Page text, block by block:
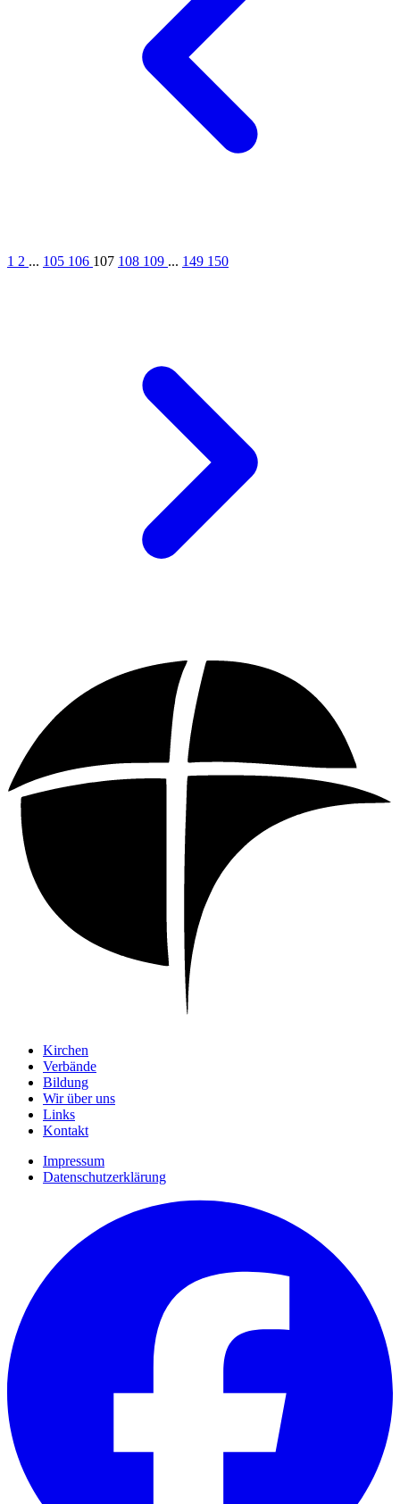
1 2 ... 105 106 107 108 109 ... 149 150
Kirchen
Verbände
Bildung
Wir über uns
Links
Kontakt
Impressum
Datenschutzerklärung